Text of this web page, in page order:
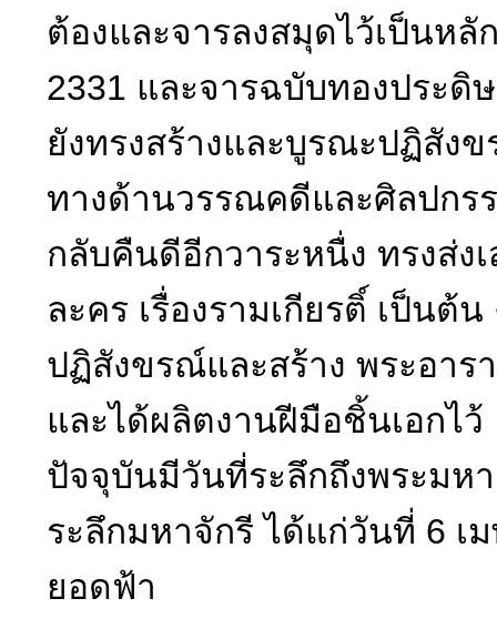
ต้องและจารลงสมุดไว้เป็นห
2331 และจารฉบับทองประ
ยังทรงสร้างและบูรณะปฏิสัง
ทางด้านวรรณคดีและศิลปกร
กลับคืนดีอีกวาระหนื่ง ทรงส่
ละคร เรื่องรามเกียรติ์ เป็น
ปฏิสังขรณ์และสร้าง พระอาร
และได้ผลิตงานฝีมือชิ้นเอกไว้
ปัจจุบันมีวันที่ระลึกถึงพระม
ระลึกมหาจักรี ได้แก่วันที่ 6
ยอดฟ้า